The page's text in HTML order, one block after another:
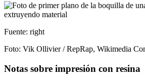
Fuente: right
Foto: Vik Ollivier / RepRap, Wikimedia
Notas sobre impresión con resina